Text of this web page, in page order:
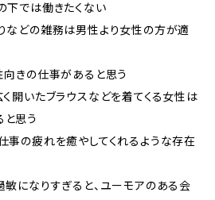
下では働きたくない
などの雑務は男性より女性の方が適
向きの仕事があると思う
く開いたブラウスなどを着てくる女性は
と思う
事の疲れを癒やしてくれるような存在
敏になりすぎると、ユーモアのある会